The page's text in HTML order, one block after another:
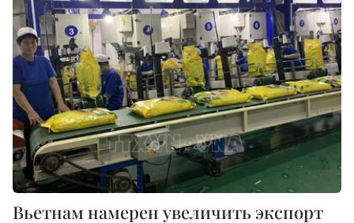
Вьетнам намерен увеличить экспорт